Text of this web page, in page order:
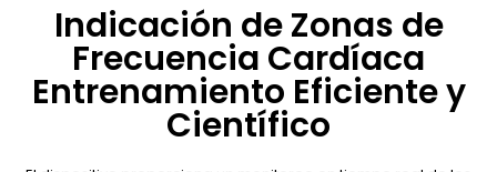
Indicación de Zonas de
Frecuencia Cardíaca
Entrenamiento Eficiente y
Científico